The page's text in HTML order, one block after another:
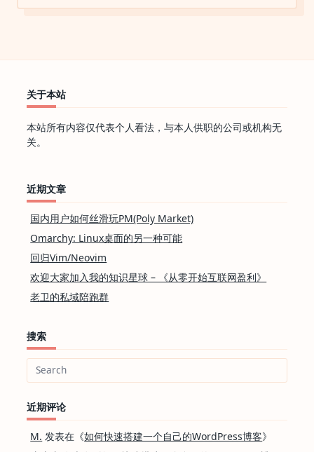
关于本站
本站所有内容仅代表个人看法，与本人供职的公司或机构无
关。
近期文章
国内用户如何丝滑玩PM(Poly Market)
Omarchy: Linux桌面的另一种可能
回归Vim/Neovim
欢迎大家加入我的知识星球 – 《从零开始互联网盈利》
老卫的私域陪跑群
搜索
Search
近期评论
M. 发表在《如何快速搭建一个自己的WordPress博客》